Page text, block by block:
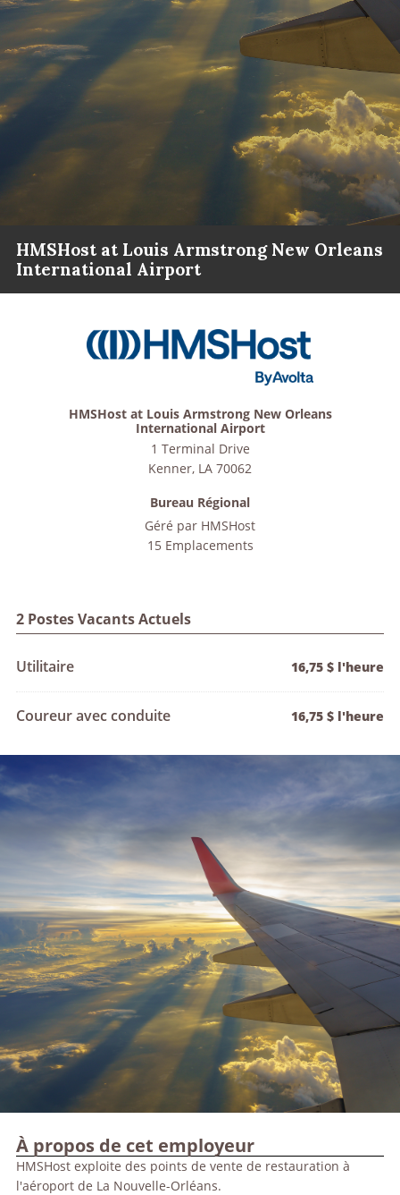
HMSHost at Louis Armstrong New Orleans
International Airport
2 Postes Vacants Actuels
Utilitaire 16,75 $ l'heure
Coureur avec conduite 16,75 $ l'heure
HMSHost at Louis Armstrong New Orleans
International Airport
1 Terminal Drive
Kenner, LA 70062
Bureau Régional
Géré par HMSHost
15 Emplacements
À propos de cet employeur
HMSHost exploite des points de vente de restauration à
l'aéroport de La Nouvelle-Orléans.